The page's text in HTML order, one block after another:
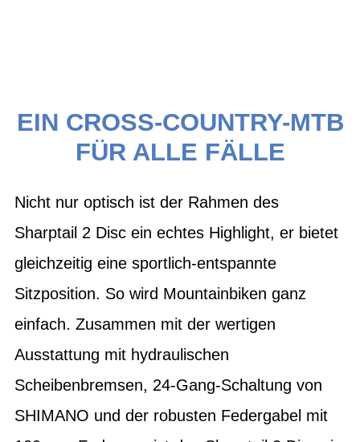
EIN CROSS-COUNTRY-MTB
FÜR ALLE FÄLLE
Nicht nur optisch ist der Rahmen des
Sharptail 2 Disc ein echtes Highlight, er bietet
gleichzeitig eine sportlich-entspannte
Sitzposition. So wird Mountainbiken ganz
einfach. Zusammen mit der wertigen
Ausstattung mit hydraulischen
Scheibenbremsen, 24-Gang-Schaltung von
SHIMANO und der robusten Federgabel mit